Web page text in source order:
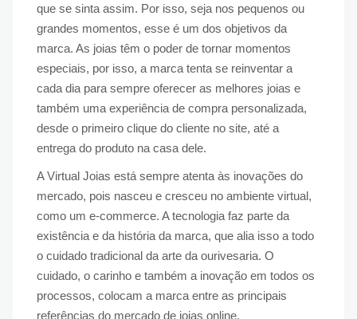
que se sinta assim. Por isso, seja nos pequenos ou
grandes momentos, esse é um dos objetivos da
marca. As joias têm o poder de tornar momentos
especiais, por isso, a marca tenta se reinventar a
cada dia para sempre oferecer as melhores joias e
também uma experiência de compra personalizada,
desde o primeiro clique do cliente no site, até a
entrega do produto na casa dele.
A Virtual Joias está sempre atenta às inovações do
mercado, pois nasceu e cresceu no ambiente virtual,
como um e-commerce. A tecnologia faz parte da
existência e da história da marca, que alia isso a todo
o cuidado tradicional da arte da ourivesaria. O
cuidado, o carinho e também a inovação em todos os
processos, colocam a marca entre as principais
referências do mercado de joias online.